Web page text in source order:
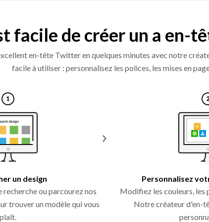
facile de créer un a en-
en-tête Twitter en quelques minutes avec notre
facile à utiliser : personnalisez les polices, les mises en
un design
ou parcourez nos
trouver un modèle qui vous
plaît.
Personnalisez
Modifiez les couleurs, les
Notre créateur d'en-